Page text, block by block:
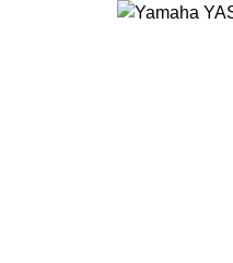
Bildergalerie überspringen